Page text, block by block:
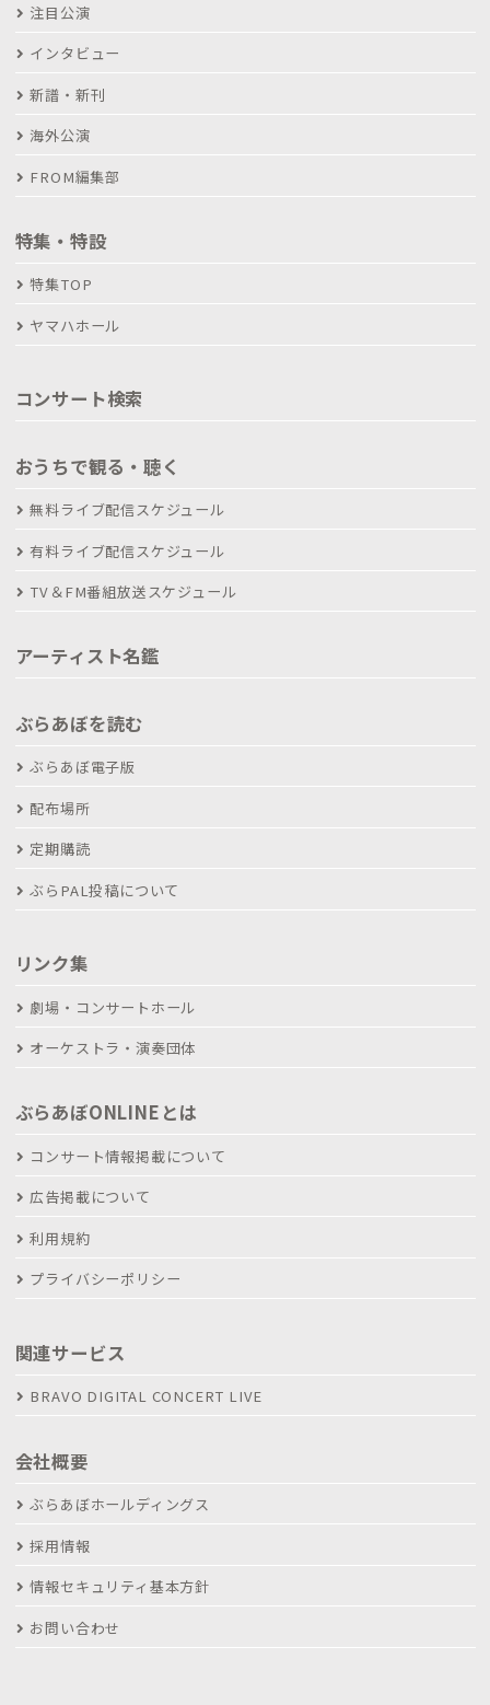
注目公演
インタビュー
新譜・新刊
海外公演
FROM編集部
特集・特設
特集TOP
ヤマハホール
コンサート検索
おうちで観る・聴く
無料ライブ配信スケジュール
有料ライブ配信スケジュール
TV＆FM番組放送スケジュール
アーティスト名鑑
ぶらあぼを読む
ぶらあぼ電子版
配布場所
定期購読
ぶらPAL投稿について
リンク集
劇場・コンサートホール
オーケストラ・演奏団体
ぶらあぼONLINEとは
コンサート情報掲載について
広告掲載について
利用規約
プライバシーポリシー
関連サービス
BRAVO DIGITAL CONCERT LIVE
会社概要
ぶらあぼホールディングス
採用情報
情報セキュリティ基本方針
お問い合わせ